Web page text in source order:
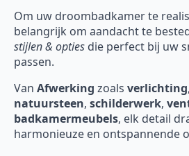
Om uw droombadkamer te
belangrijk om aandacht te
stijlen & opties die perfect bij uw
passen.
Van Afwerking zoals verlichting,
natuursteen, schilderwerk,
badkamermeubels, elk detail
harmonieuze en ontspannende